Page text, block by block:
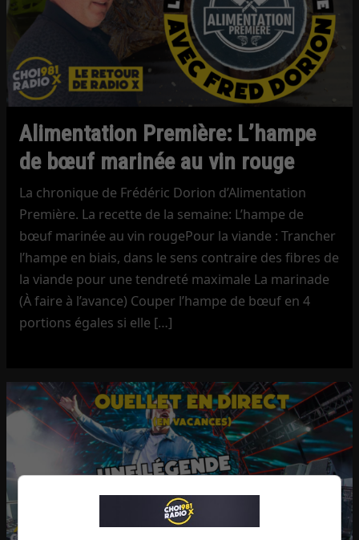
Alimentation Première: L’hampe
de bœuf marinée au vin rouge
La chronique de Frédéric Dorion d’Alimentation
Première. La recette de la semaine: L’hampe de
bœuf marinée au vin rougePour la viande : Trancher
l’hampe en biais, dans le sens contraire des fibres de
la viande pour une tendreté maximale La marinade
(À faire à l’avance) Couper l’hampe de bœuf en 4
portions égales si elle […]